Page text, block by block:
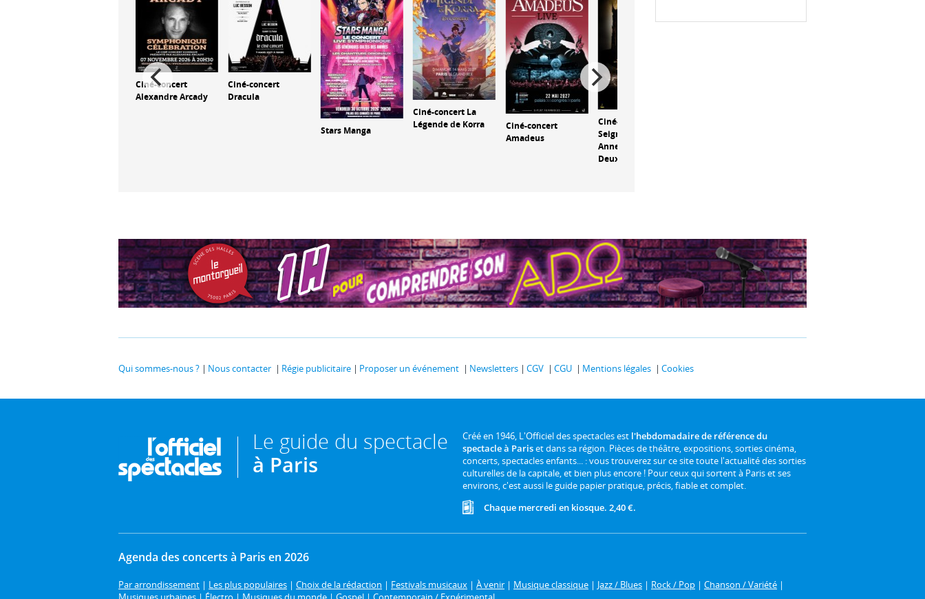
Ciné-concert
Alexandre Arcady
Ciné-concert
Dracula
Stars Manga
Ciné-concert La
Légende de Korra
Ciné-concert
Amadeus
Ciné-concert Le
Seigneur des
Anneaux : Les
Deux Tours
Qui sommes-nous ? Nous contacter Régie publicitaire Proposer un événement Newsletters CGV CGU Mentions légales Cookies
Le guide du spectacle
à Paris
Créé en 1946, L'Officiel des spectacles est l'hebdomadaire de référence du
spectacle à Pariset dans sa région. Pièces de théâtre, expositions, sorties cinéma,
concerts, spectacles enfants... : vous trouverez sur ce site toute l'actualité des sorties
culturelles de la capitale, et bien plus encore ! Pour ceux qui sortent à Paris et ses
environs, c'est aussi le guide papier pratique, précis, fiable et complet.
Chaque mercredi en kiosque. 2,40 €.
Agenda des concerts à Paris en 2026
Par arrondissement | Les plus populaires | Choix de la rédaction | Festivals musicaux | À venir | Musique classique | Jazz / Blues | Rock / Pop | Chanson / Variété |